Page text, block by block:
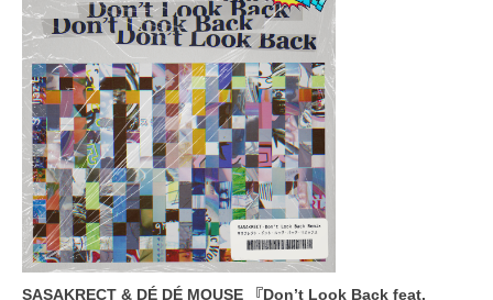
SASAKRECT & DÉ DÉ MOUSE 『Don’t Look Back feat.